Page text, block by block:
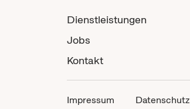
Dienstleistungen
Jobs
Kontakt
Impressum Datenschutz